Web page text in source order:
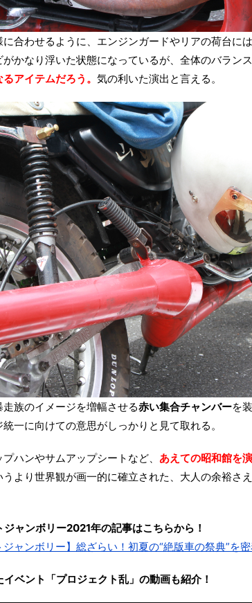
に合わせるように、エンジンガードやリアの荷台に
かなり浮いた状態になっているが、全体のバラン
アイテムだろう。 気の利いた演出と言える。
族のイメージを増幅させる赤い集合チャンバーを
一に向けての意思がしっかりと見て取れる。
ハンやサムアップシートなど、 あえての昭和館を
うより世界観が画一的に確立された、大人の余裕さ
ャンボリー2021年の記事はこちらから！
ジャンボリー】総ざらい！初夏の“絶版車の祭典”を
ベント「プロジェクト乱」の動画も紹介！